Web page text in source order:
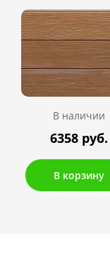
В наличии
6358 руб.
В корзину